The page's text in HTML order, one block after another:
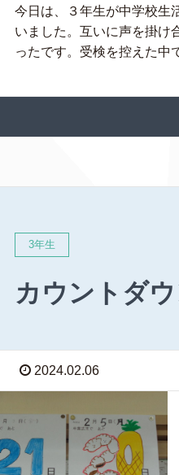
今日は、３年生が中学校生
いました。互いに声を掛け
ったです。受検を控えた中
3年生
カウントダ
2024.02.06